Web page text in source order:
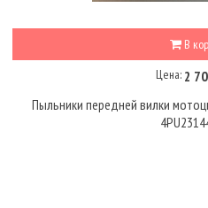
В
Цена: 2
Пыльники передней вилки